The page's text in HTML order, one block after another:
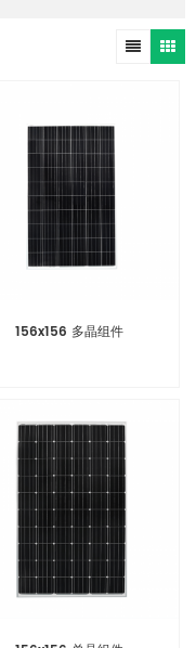
156x156 多晶组件